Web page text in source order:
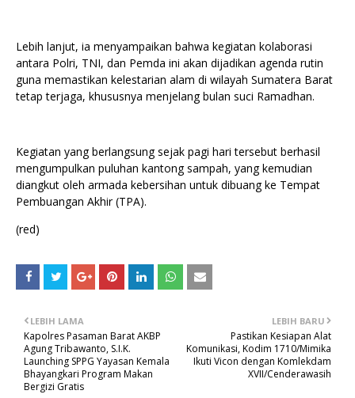
Lebih lanjut, ia menyampaikan bahwa kegiatan kolaborasi
antara Polri, TNI, dan Pemda ini akan dijadikan agenda rutin
guna memastikan kelestarian alam di wilayah Sumatera Barat
tetap terjaga, khususnya menjelang bulan suci Ramadhan.
Kegiatan yang berlangsung sejak pagi hari tersebut berhasil
mengumpulkan puluhan kantong sampah, yang kemudian
diangkut oleh armada kebersihan untuk dibuang ke Tempat
Pembuangan Akhir (TPA).
(red)
LEBIH BARU
Pastikan Kesiapan Alat
Komunikasi, Kodim 1710/Mimika
Ikuti Vicon dengan Komlekdam
XVII/Cenderawasih
LEBIH LAMA
Kapolres Pasaman Barat AKBP
Agung Tribawanto, S.I.K.
Launching SPPG Yayasan Kemala
Bhayangkari Program Makan
Bergizi Gratis